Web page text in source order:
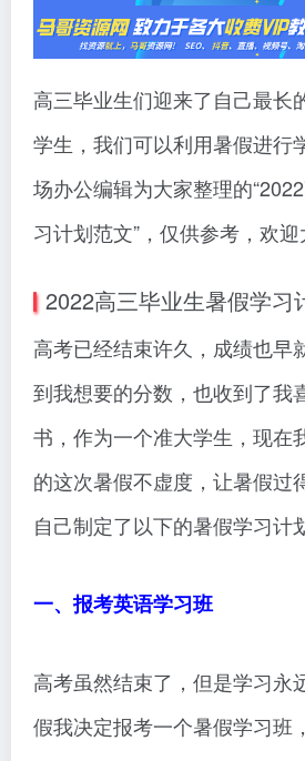
高三毕业生们迎来了自己最长
学生，我们可以利用暑假进行
场办公编辑为大家整理的
习计划范文”，仅供参考，欢迎
2022高三毕业生暑假学习
高考已经结束许久，成绩也早
到我想要的分数，也收到了我
书，作为一个准大学生，现在
的这次暑假不虚度，让暑假过
自己制定了以下的暑假学习计
一、报考英语学习班
高考虽然结束了，但是学习永
假我决定报考一个暑假学习班